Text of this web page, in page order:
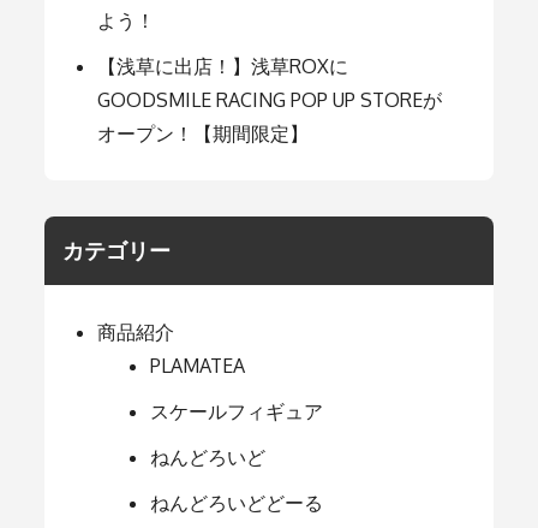
よう！
【浅草に出店！】浅草ROXに
GOODSMILE RACING POP UP STOREが
オープン！【期間限定】
カテゴリー
商品紹介
PLAMATEA
スケールフィギュア
ねんどろいど
ねんどろいどどーる